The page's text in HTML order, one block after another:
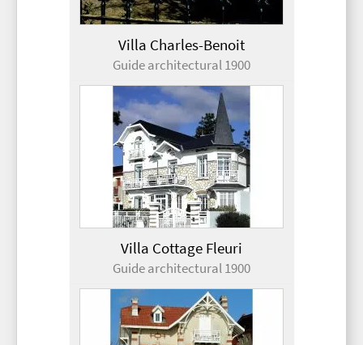
Villa Charles-Benoit
Guide architectural 1900
Villa Cottage Fleuri
Guide architectural 1900